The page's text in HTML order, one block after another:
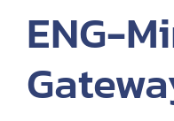
EN
ENG-